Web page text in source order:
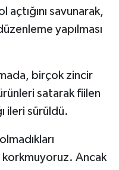
açtığını savunarak,
yapılması
birçok zincir
satarak fiilen
ileri sürüldü.
Ancak